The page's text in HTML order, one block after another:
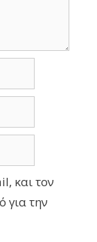
και τον
για την